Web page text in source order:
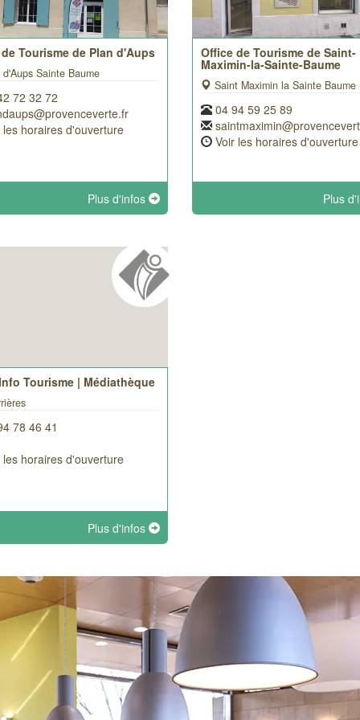
Tourisme de Plan d'Aups
Sainte Baume
72 32 72
les horaires d'ouverture
Plus d'infos
Office de Tourisme de Saint-
Maximin-la-Sainte-Baume
Saint Maximin la Sainte Baume
04 94 59 25 89
Voir les horaires d'ouverture
Plus
Tourisme | Médiathèque
78 46 41
les horaires d'ouverture
Plus d'infos